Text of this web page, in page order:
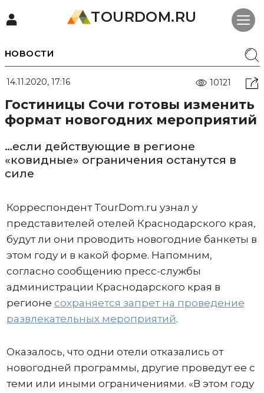
TOURDOM.RU
НОВОСТИ
14.11.2020, 17:16 10121
Гостиницы Сочи готовы изменить
формат новогодних мероприятий
…если действующие в регионе
«ковидные» ограничения останутся в
силе
Корреспондент TourDom.ru узнал у
представителей отелей Краснодарского края,
будут ли они проводить новогодние банкеты в
этом году и в какой форме. Напомним,
согласно сообщению пресс-службы
администрации Краснодарского края в
регионе сохраняется запрет на проведение
развлекательных мероприятий.
Оказалось, что одни отели отказались от
новогодней программы, другие проведут ее с
теми или иными ограничениями. «В этом году